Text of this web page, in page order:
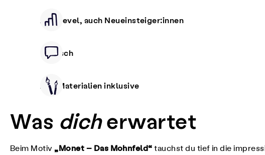
Alle Level, auch Neueinsteiger:innen
Deutsch
Alle Materialien inklusive
Was dicherwartet
Beim Motiv„Monet – Das Mohnfeld“tauchst du tief in die